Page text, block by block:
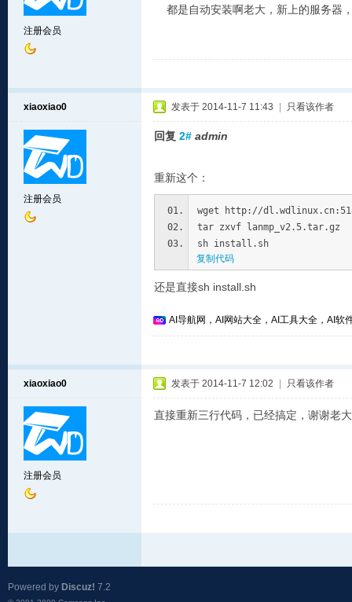
注册会员
都是自动安装啊老大，新上的服务器
xiaoxiao0
注册会员
发表于 2014-11-7 11:43 只看该作者
回复 2# admin
重新这个：
wget http://
tar zxvf lanmp_v2.5.tar.gz
sh install.sh
复制代码
还是直接sh install.sh
AI导航网，AI网站大全，AI工具大全，AI软
xiaoxiao0
注册会员
发表于 2014-11-7 12:02 只看该作者
直接重新三行代码，已经搞定，谢谢老
Powered by Discuz! 7.2